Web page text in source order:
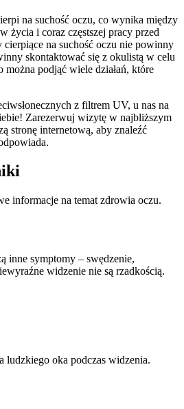
na suchość oczu, co wynika między
życia i coraz częstszej pracy przed
cierpiące na suchość oczu nie powinny
skontaktować się z okulistą w celu
można podjąć wiele działań, które
z filtrem UV, u nas na
Zarezerwuj wizytę w najbliższym
stronę internetową, aby znaleźć
informacje na temat zdrowia oczu.
inne symptomy – swędzenie,
widzenie nie są rzadkością.
ludzkiego oka podczas widzenia.